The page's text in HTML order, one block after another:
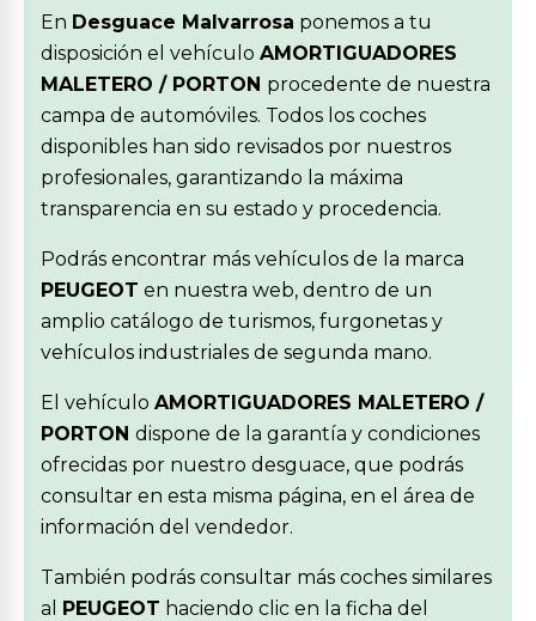
En Desguace Malvarrosa ponemos a tu
disposición el vehículo AMORTIGUADORES
MALETERO / PORTON procedente de nuestra
campa de automóviles. Todos los coches
disponibles han sido revisados por nuestros
profesionales, garantizando la máxima
transparencia en su estado y procedencia.
Podrás encontrar más vehículos de la marca
PEUGEOT en nuestra web, dentro de un
amplio catálogo de turismos, furgonetas y
vehículos industriales de segunda mano.
El vehículo AMORTIGUADORES MALETERO /
PORTON dispone de la garantía y condiciones
ofrecidas por nuestro desguace, que podrás
consultar en esta misma página, en el área de
información del vendedor.
También podrás consultar más coches similares
al PEUGEOT haciendo clic en la ficha del